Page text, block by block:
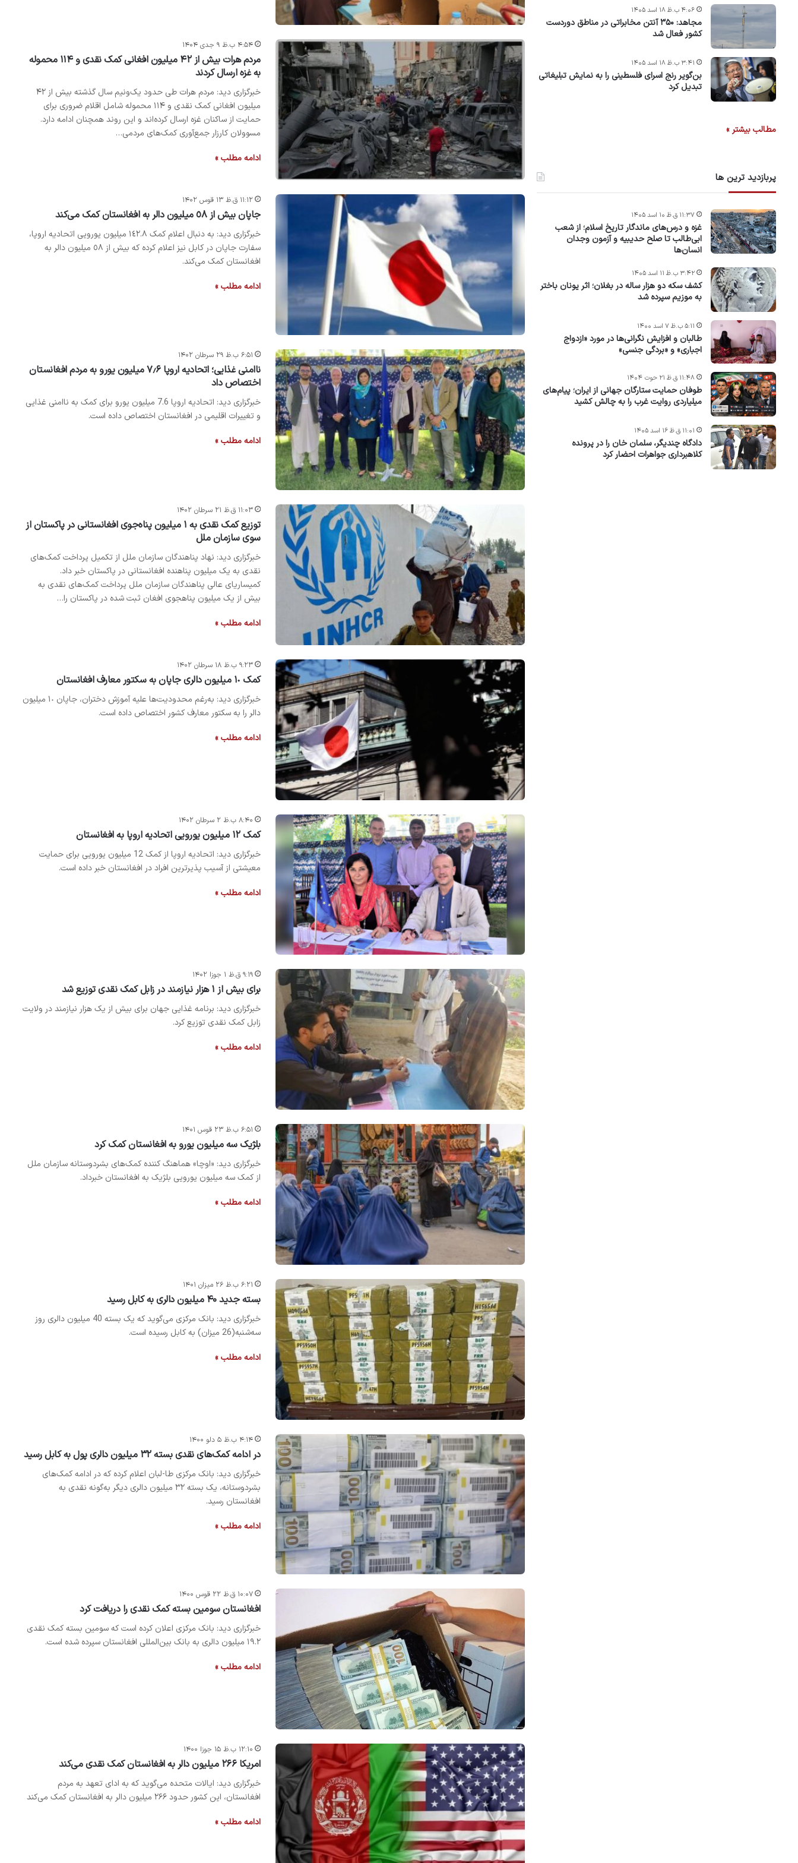
۴:۵۴ ب.ظ ۹ جدی ۱۴۰۴
مردم هرات بیش از ۴۲ میلیون افغانی کمک نقدی و ۱۱۴ محموله
به غزه ارسال کردند
خبرگزاری دید: مردم هرات طی حدود یک‌ونیم سال گذشته بیش از ۴۲
میلیون افغانی کمک نقدی و ۱۱۴ محموله شامل اقلام ضروری برای
حمایت از ساکنان غزه ارسال کرده‌اند و این روند همچنان ادامه دارد.
مسوولان کارزار جمع‌آوری کمک‌های مردمی…
ادامه مطلب »
۱۱:۱۲ ق.ظ ۱۳ قوس ۱۴۰۲
جاپان بیش از ٥٨ میلیون دالر به افغانستان کمک می‌کند
خبرگزاری دید: به دنبال اعلام کمک ١٤٢.٨ میلیون یورویی اتحادیه اروپا،
سفارت جاپان در کابل نیز اعلام کرده که بیش از ٥٨ میلیون دالر به
افغانستان کمک می‌کند.
ادامه مطلب »
۶:۵۱ ب.ظ ۲۹ سرطان ۱۴۰۲
ناامنی غذایی؛ اتحادیه اروپا ۷٫۶ میلیون یورو به مردم افغانستان
اختصاص داد
خبرگزاری دید: اتحادیه اروپا 7.6 میلیون یورو برای کمک به ناامنی غذایی
و تغییرات اقلیمی در افغانستان اختصاص داده است.
ادامه مطلب »
۱۱:۰۳ ق.ظ ۲۱ سرطان ۱۴۰۲
توزیع کمک نقدی به ١ میلیون پناه‌جوی افغانستانی در پاکستان از
سوی سازمان ملل
خبرگزاری دید: نهاد پناهندگان سازمان ملل از تکمیل پرداخت کمک‌های
نقدی به یک میلیون پناهنده افغانستانی در پاکستان خبر داد.
کمیساریای عالی پناهندگان سازمان ملل پرداخت کمک‌های نقدی به
بیش از یک میلیون پناهجوی افغان ثبت شده در پاکستان را…
ادامه مطلب »
۹:۲۳ ب.ظ ۱۸ سرطان ۱۴۰۲
کمک ١٠ میلیون دالری جاپان به سکتور معارف افغانستان
خبرگزاری دید: به‌رغم محدودیت‌ها علیه آموزش دختران، جاپان ١٠ میلیون
دالر را به سکتور معارف کشور اختصاص داده است.
ادامه مطلب »
۸:۴۰ ب.ظ ۲ سرطان ۱۴۰۲
کمک ۱۲ میلیون یورویی اتحادیه اروپا به افغانستان
خبرگزاری دید: اتحادیه اروپا از کمک 12 میلیون یورویی برای حمایت
معیشتی از آسیب پذیرترین افراد در افغانستان خبر داده است.
ادامه مطلب »
۹:۱۹ ق.ظ ۱ جوزا ۱۴۰۲
برای بیش از ۱ هزار نیازمند در زابل کمک نقدی توزیع شد
خبرگزاری دید: برنامه غذایی جهان برای بیش از یک هزار نیازمند در ولایت
زابل کمک نقدی توزیع کرد.
ادامه مطلب »
۶:۵۱ ب.ظ ۲۳ قوس ۱۴۰۱
‏بلژیک سه میلیون یورو به افغانستان کمک کرد
خبرگزاری دید: «اوچا» هماهنگ کننده کمک‌های بشردوستانه سازمان ملل
از کمک سه میلیون یورویی بلژیک به افغانستان خبرداد.
ادامه مطلب »
۶:۲۱ ب.ظ ۲۶ میزان ۱۴۰۱
بسته جدید ۴۰ میلیون دالری به کابل رسید
خبرگزاری دید: بانک مرکزی می‌گوید که یک بسته 40 میلیون دالری روز
سه‌شنبه(26 میزان) به کابل رسیده است.
ادامه مطلب »
۴:۱۴ ب.ظ ۵ دلو ۱۴۰۰
در ادامه کمک‌های نقدی بسته ۳۲ میلیون دالری پول به کابل رسید
خبرگزاری دید: بانک مرکزی طا-لبان اعلام کرده که در ادامه کمک‌های
بشردوستانه، یک بسته ۳۲ میلیون دالری دیگر به‌گونه نقدی به
افغانستان رسید.
ادامه مطلب »
۱۰:۰۷ ق.ظ ۲۲ قوس ۱۴۰۰
افغانستان سومین بسته کمک نقدی را دریافت کرد
خبرگزاری دید: بانک مرکزی اعلان کرده است که سومین بسته کمک نقدی
۱۹.۲ میلیون دالری به بانک بین‌المللی افغانستان سپرده شده است.
ادامه مطلب »
۱۲:۱۰ ب.ظ ۱۵ جوزا ۱۴۰۰
امریکا ۲۶۶ میلیون دالر به افغانستان کمک نقدی می‌کند
خبرگزاری دید: ایالات متحده می‌گوید که به ادای تعهد به مردم
افغانستان، این کشور حدود ۲۶۶ میلیون دالر به افغانستان کمک می‌کند
ادامه مطلب »
مجاهد: ۳۵۰ آنتن مخابراتی در مناطق دوردست
کشور فعال شد
۴:۰۶ ب.ظ ۱۸ اسد ۱۴۰۵
بن‌گویر رنج اسرای فلسطینی را به نمایش تبلیغاتی
تبدیل کرد
۳:۴۱ ب.ظ ۱۸ اسد ۱۴۰۵
مطالب بیشتر »
پربازدید ترین ها
غزه و درس‌های ماندگار تاریخ اسلام؛ از شعب
ابی‌طالب تا صلح حدیبیه و آزمون وجدان
انسان‌ها
۱۱:۳۷ ق.ظ ۱۰ اسد ۱۴۰۵
کشف سکه دو هزار ساله در بغلان؛ اثر یونان باختر
به موزیم سپرده شد
۳:۴۲ ب.ظ ۱۱ اسد ۱۴۰۵
طالبان و افزایش نگرانی‌ها در مورد «ازدواج
اجباری» و «بردگی جنسی»
۵:۱۱ ب.ظ ۷ اسد ۱۴۰۰
طوفان حمایت ستارگان جهانی از ایران؛ پیام‌های
میلیاردی روایت غرب را به چالش کشید
۱۱:۴۸ ق.ظ ۲۱ حوت ۱۴۰۴
دادگاه چندیگر، سلمان خان را در پرونده
کلاهبرداری جواهرات احضار کرد
۱۱:۰۱ ق.ظ ۱۶ اسد ۱۴۰۵